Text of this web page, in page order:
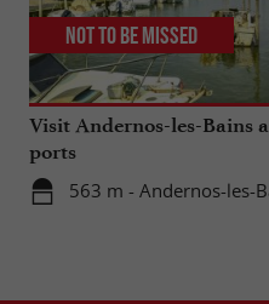
Visit Andernos-les-Bains
ports
563 m - Andernos-les-
Not to be missed